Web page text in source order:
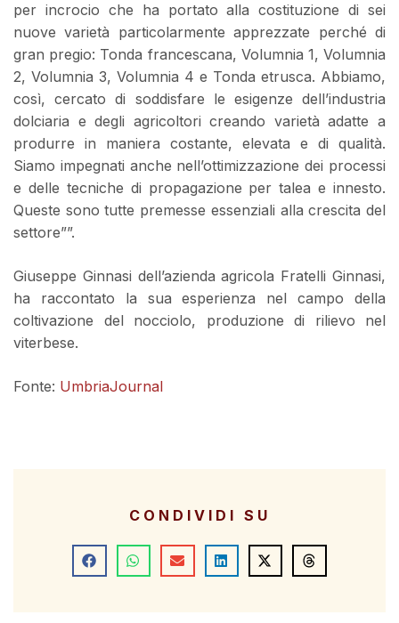
per incrocio che ha portato alla costituzione di sei
nuove varietà particolarmente apprezzate perché di
gran pregio: Tonda francescana, Volumnia 1, Volumnia
2, Volumnia 3, Volumnia 4 e Tonda etrusca. Abbiamo,
così, cercato di soddisfare le esigenze dell’industria
dolciaria e degli agricoltori creando varietà adatte a
produrre in maniera costante, elevata e di qualità.
Siamo impegnati anche nell’ottimizzazione dei processi
e delle tecniche di propagazione per talea e innesto.
Queste sono tutte premesse essenziali alla crescita del
settore””.
Giuseppe Ginnasi dell’azienda agricola Fratelli Ginnasi,
ha raccontato la sua esperienza nel campo della
coltivazione del nocciolo, produzione di rilievo nel
viterbese.
Fonte: UmbriaJournal
CONDIVIDI SU